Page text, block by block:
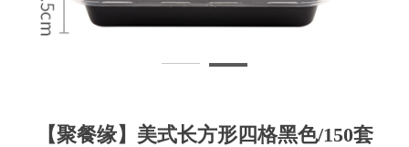
【聚餐缘】美式长方形四格黑色/150套